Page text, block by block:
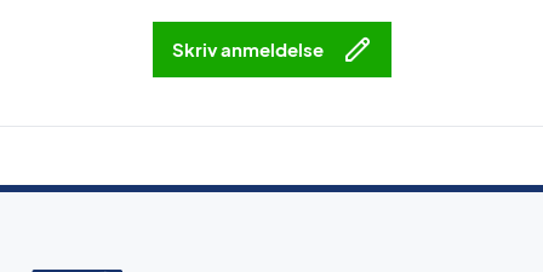
Skriv anmeldelse